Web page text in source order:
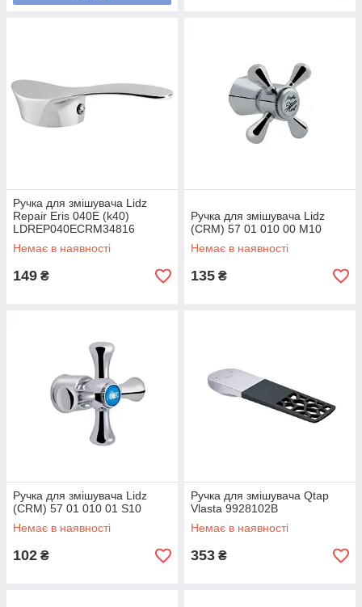
Ручка для змішувача Lidz
Repair Eris 040E (k40)
LDREP040ECRM34816
Chrome
Немає в наявності
149 ₴
Ручка для змішувача Lidz
(CRM) 57 01 010 00 M10
Немає в наявності
135 ₴
Ручка для змішувача Lidz
(CRM) 57 01 010 01 S10
Немає в наявності
102 ₴
Ручка для змішувача Qtap
Vlasta 9928102B
Немає в наявності
353 ₴